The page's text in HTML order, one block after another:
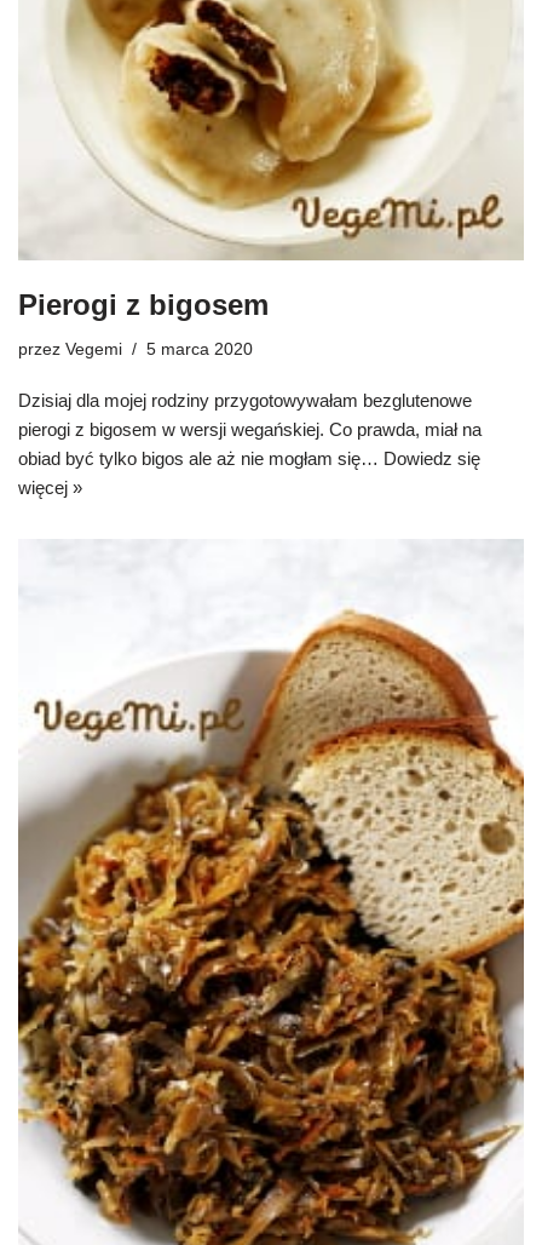
Pierogi z bigosem
przez Vegemi 5 marca 2020
Dzisiaj dla mojej rodziny przygotowywałam bezglutenowe
pierogi z bigosem w wersji wegańskiej. Co prawda, miał na
obiad być tylko bigos ale aż nie mogłam się… Dowiedz się
więcej »